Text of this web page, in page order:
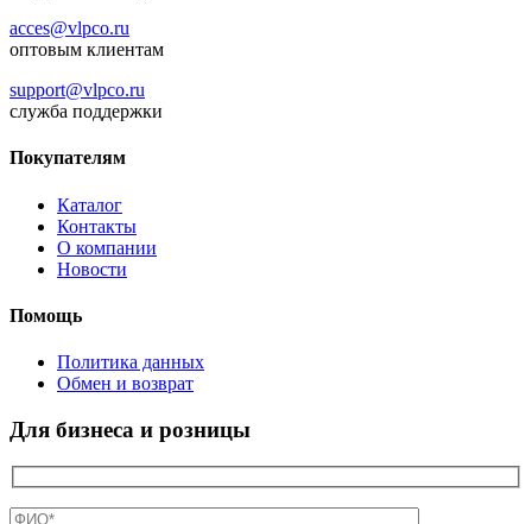
acces@vlpco.ru
оптовым клиентам
support@vlpco.ru
служба поддержки
Покупателям
Каталог
Контакты
О компании
Новости
Помощь
Политика данных
Обмен и возврат
Для бизнеса и розницы